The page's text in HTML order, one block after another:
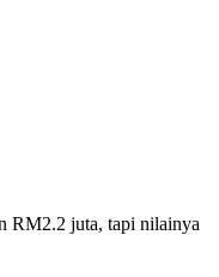
RM2.2 juta, tapi nilainya